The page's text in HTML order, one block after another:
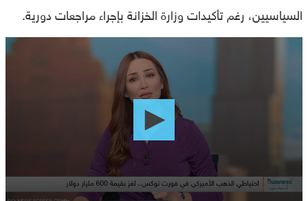
السياسيين، رغم تأكيدات وزارة الخزانة بإجراء مراجعات دورية.